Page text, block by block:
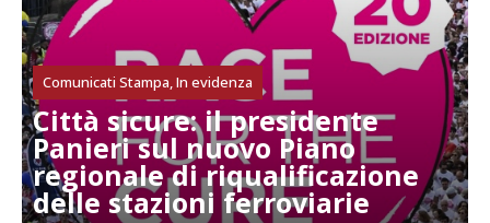
Comunicati Stampa,In evidenza
Città sicure: il presidente
Panieri sul nuovo Piano
regionale di riqualificazione
delle stazioni ferroviarie